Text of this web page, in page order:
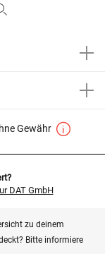
Gewähr
DAT GmbH
zu deinem
Bitte informiere